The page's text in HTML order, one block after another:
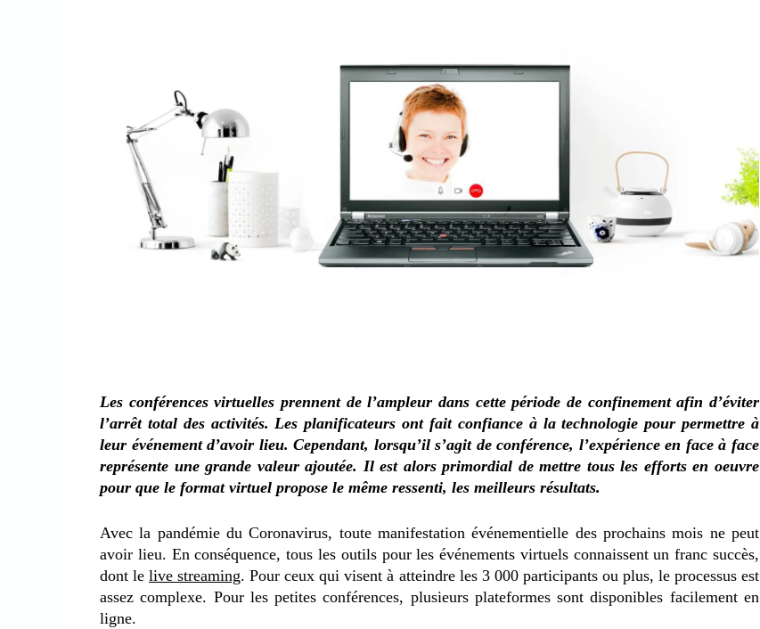
Les conférences virtuelles prennent de l’ampleur dans cette période de confinement afin d’éviter
l’arrêt total des activités. Les planificateurs ont fait confiance à la technologie pour permettre à
leur événement d’avoir lieu. Cependant, lorsqu’il s’agit de conférence, l’expérience en face à face
représente une grande valeur ajoutée. Il est alors primordial de mettre tous les efforts en oeuvre
pour que le format virtuel propose le même ressenti, les meilleurs résultats.
Avec la pandémie du Coronavirus, toute manifestation événementielle des prochains mois ne peut
avoir lieu. En conséquence, tous les outils pour les événements virtuels connaissent un franc succès,
dont lelive streaming. Pour ceux qui visent à atteindre les 3 000 participants ou plus, le processus est
assez complexe. Pour les petites conférences, plusieurs plateformes sont disponibles facilement en
ligne.